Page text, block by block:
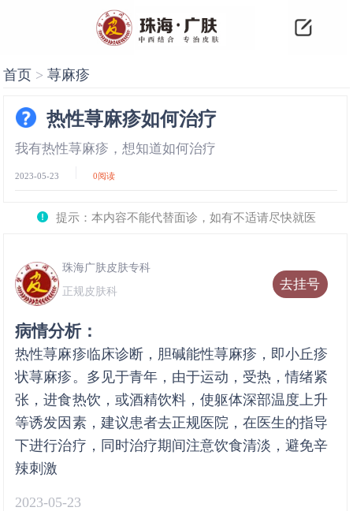
首页 >荨麻疹
热性荨麻疹如何治疗
我有热性荨麻疹，想知道如何治疗
2023-05-23 0阅读
提示：本内容不能代替面诊，如有不适请尽快就医
去挂号
珠海广肤皮肤专科
正规皮肤科
病情分析：
热性荨麻疹临床诊断，胆碱能性荨麻疹，即小丘疹
状荨麻疹。多见于青年，由于运动，受热，情绪紧
张，进食热饮，或酒精饮料，使躯体深部温度上升
等诱发因素，建议患者去正规医院，在医生的指导
下进行治疗，同时治疗期间注意饮食清淡，避免辛
辣刺激
2023-05-23